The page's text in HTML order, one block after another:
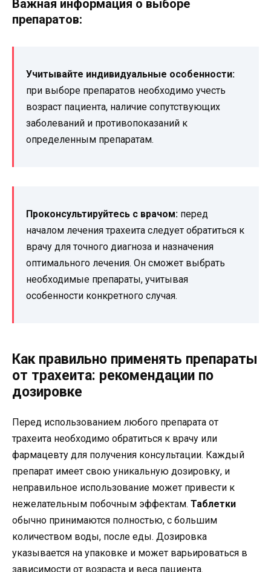
Важная информация о выборе
препаратов:
Учитывайте индивидуальные особенности:
при выборе препаратов необходимо учесть
возраст пациента, наличие сопутствующих
заболеваний и противопоказаний к
определенным препаратам.
Проконсультируйтесь с врачом: перед
началом лечения трахеита следует обратиться к
врачу для точного диагноза и назначения
оптимального лечения. Он сможет выбрать
необходимые препараты, учитывая
особенности конкретного случая.
Как правильно применять препараты
от трахеита: рекомендации по
дозировке
Перед использованием любого препарата от
трахеита необходимо обратиться к врачу или
фармацевту для получения консультации. Каждый
препарат имеет свою уникальную дозировку, и
неправильное использование может привести к
нежелательным побочным эффектам. Таблетки
обычно принимаются полностью, с большим
количеством воды, после еды. Дозировка
указывается на упаковке и может варьироваться в
зависимости от возраста и веса пациента.